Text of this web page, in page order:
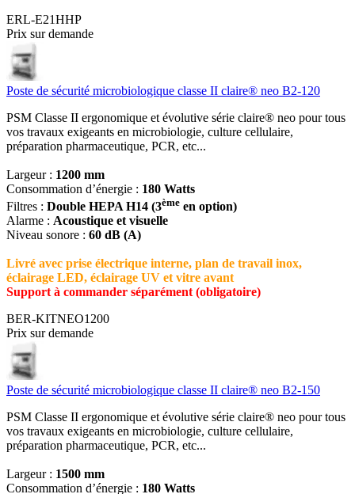
ERL-E21HHP
Prix sur demande
Poste de sécurité microbiologique classe II claire® neo B2-120
PSM Classe II ergonomique et évolutive série claire® neo pour tous
vos travaux exigeants en microbiologie, culture cellulaire,
préparation pharmaceutique, PCR, etc...
Largeur : 1200 mm
Consommation d’énergie : 180 Watts
Filtres : Double HEPA H14 (3ème en option)
Alarme : Acoustique et visuelle
Niveau sonore : 60 dB (A)
Livré avec prise électrique interne, plan de travail inox,
éclairage LED, éclairage UV et vitre avant
Support à commander séparément (obligatoire)
BER-KITNEO1200
Prix sur demande
Poste de sécurité microbiologique classe II claire® neo B2-150
PSM Classe II ergonomique et évolutive série claire® neo pour tous
vos travaux exigeants en microbiologie, culture cellulaire,
préparation pharmaceutique, PCR, etc...
Largeur : 1500 mm
Consommation d’énergie : 180 Watts